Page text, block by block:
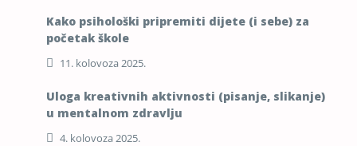
Kako psihološki pripremiti dijete (i sebe) za
početak škole
11. kolovoza 2025.
Uloga kreativnih aktivnosti (pisanje, slikanje)
u mentalnom zdravlju
4. kolovoza 2025.